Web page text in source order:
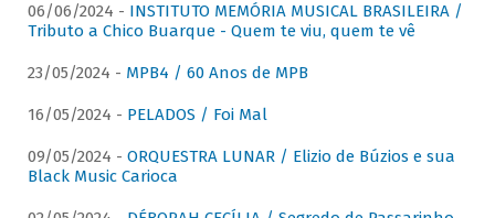
06/06/2024 - INSTITUTO MEMÓRIA MUSICAL BRASILEIRA /
Tributo a Chico Buarque - Quem te viu, quem te vê
23/05/2024 - MPB4 / 60 Anos de MPB
16/05/2024 - PELADOS / Foi Mal
09/05/2024 - ORQUESTRA LUNAR / Elizio de Búzios e sua
Black Music Carioca